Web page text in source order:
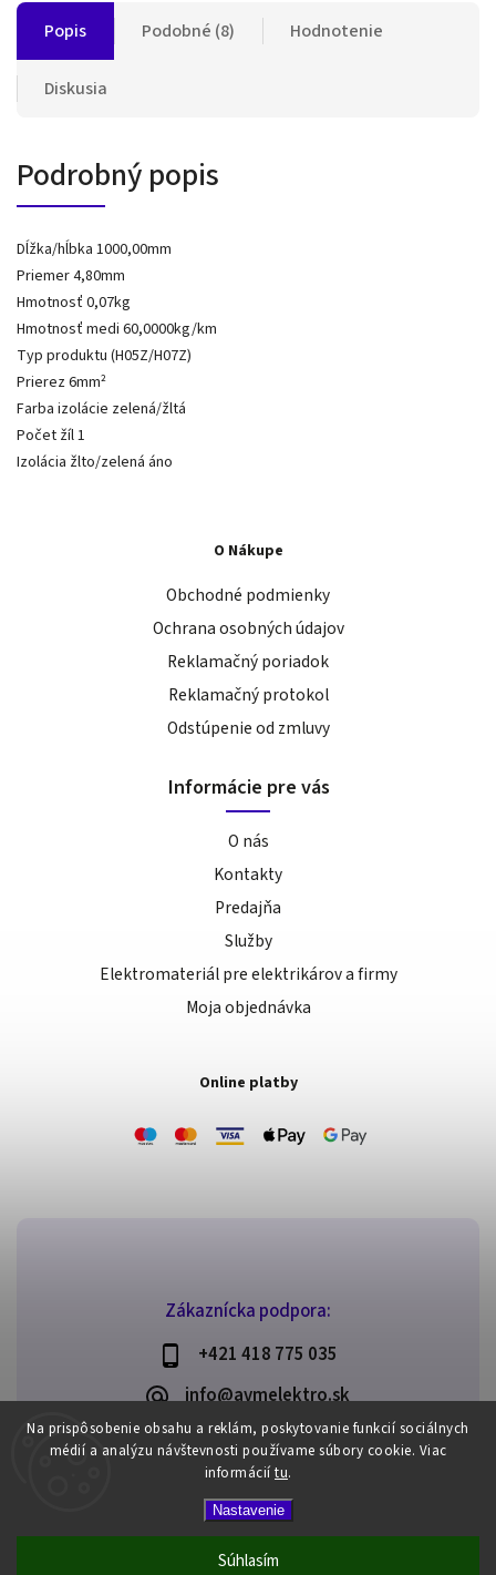
Na prispôsobenie obsahu a reklám, poskytovanie funkcií sociálnych
médií a analýzu návštevnosti používame súbory cookie. Viac
informácií tu.
Nastavenie
Súhlasím
Popis Podobné (8) Hodnotenie
Diskusia
Podrobný popis
Dĺžka/hĺbka 1000,00mm
Priemer 4,80mm
Hmotnosť 0,07kg
Hmotnosť medi 60,0000kg/km
Typ produktu (H05Z/H07Z)
Prierez 6mm²
Farba izolácie zelená/žltá
Počet žíl 1
Izolácia žlto/zelená áno
Zákaznícka podpora:
+421 418 775 035
info@avmelektro.sk
O Nákupe
Obchodné podmienky
Ochrana osobných údajov
Reklamačný poriadok
Reklamačný protokol
Odstúpenie od zmluvy
Informácie pre vás
O nás
Kontakty
Predajňa
Služby
Elektromateriál pre elektrikárov a firmy
Moja objednávka
Online platby
AVM elektro. Všetky práva vyhradené.
Upraviť nastavenie cookies
Shoptet | Design